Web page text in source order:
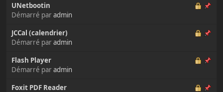
UNetbootin
Démarré paradmin
JCCal (calendrier)
Démarré paradmin
Flash Player
Démarré paradmin
Foxit PDF Reader